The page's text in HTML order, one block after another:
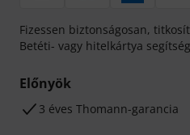
Fizessen biztonságosan,
Betéti- vagy hitelkártya
Előnyök
3 éves Thomann-garancia